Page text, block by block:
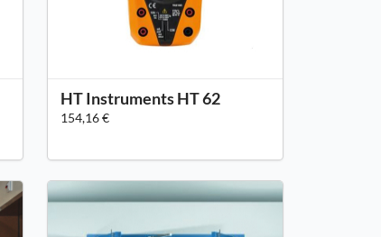
HT Instruments HT 62
154,16 €